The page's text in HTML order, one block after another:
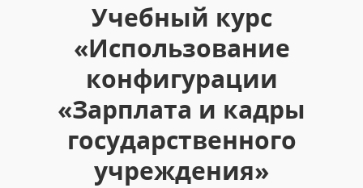
Учебный курс
«Использование
конфигурации
«Зарплата и кадры
государственного
учреждения»